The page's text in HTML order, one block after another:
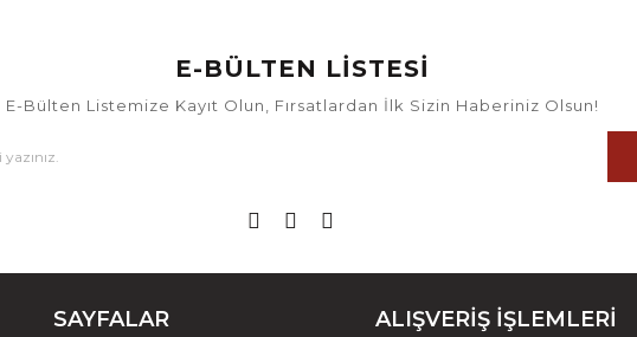
E-BÜLTEN LİSTESİ
E-Bülten Listemize Kayıt Olun, Fırsatlardan İlk Sizin Haberiniz Olsun!
SAYFALAR ALIŞVERİŞ İŞLEMLERİ